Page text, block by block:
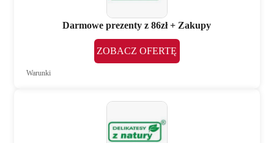
Darmowe prezenty z 86zł + Zakupy
ZOBACZ OFERTĘ
Warunki